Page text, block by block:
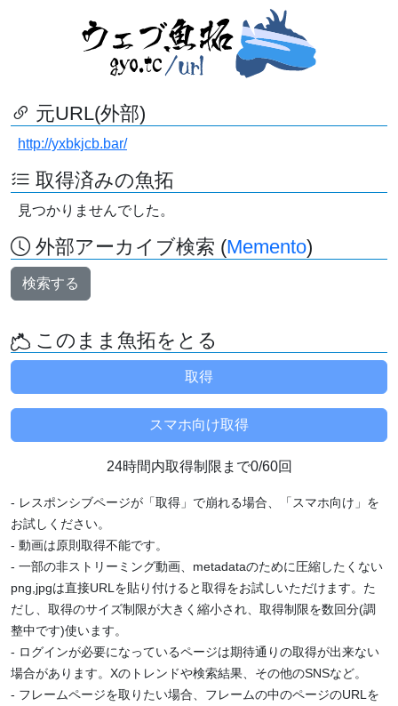
元URL(外部)
http://yxbkjcb.bar/
取得済みの魚拓
見つかりませんでした。
外部アーカイブ検索 (Memento)
検索する
このまま魚拓をとる
24時間内取得制限まで0/60回
- レスポンシブページが「取得」で崩れる場合、「スマホ向け」を
お試しください。
- 動画は原則取得不能です。
- 一部の非ストリーミング動画、metadataのために圧縮したくない
png,jpgは直接URLを貼り付けると取得をお試しいただけます。た
だし、取得のサイズ制限が大きく縮小され、取得制限を数回分(調
整中です)使います。
- ログインが必要になっているページは期待通りの取得が出来ない
場合があります。Xのトレンドや検索結果、その他のSNSなど。
- フレームページを取りたい場合、フレームの中のページのURLを